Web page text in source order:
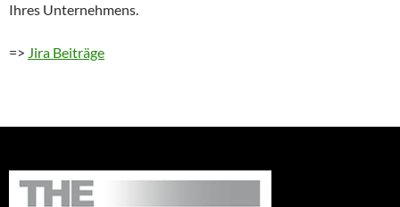
Ihres Unternehmens.
=> Jira Beiträge